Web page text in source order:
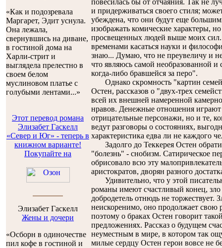
«Как и подозревала
Маргарет, Эдит уснула.
Она лежала,
свернувшись на диване,
в гостиной дома на
Харли-стрит и
выглядела прелестно в
своем белом
муслиновом платье с
голубыми лентами...»
Этот перевод романа
Элизабет Гаскелл
«Север и Юг» - теперь в
книжном варианте!
Покупайте на
Элизабет Гаскелл
Жены и дочери
«Осборн в одиночестве
пил кофе в гостиной и
повесилась бы от отчаяния. Так не
и придерживаться своего стиля;
убеждена, что они будут еще
изображать комические характеры,
просвещенных людей выше моих сил.
временами касаться науки и
знаю... Думаю, что не преувеличу и
что являюсь самой необразованной
когда-либо бравшейся за перо".
Однако скромность "картин
Остен, рассказов о "двух-трех
всей их внешней намеренной
нравов. Денежные отношения
отрицательные персонажи, но и те,
ведут разговоры о состояниях,
характеристика едва ли не каждого
Задолго до Теккерея Остен
"болезнь" - снобизм. Сатирическое
обрисовало всю эту
аристократов, дворян разного
Удивительно, что у этой
романы имеют счастливый конец,
добродетель отнюдь не торжествует.
неискоренимо, оно продолжает
поэтому о браках Остен говорит
предложениях. Рассказ о будущем
неуместным в мире, в котором так
милые сердцу Остен герои вовсе не